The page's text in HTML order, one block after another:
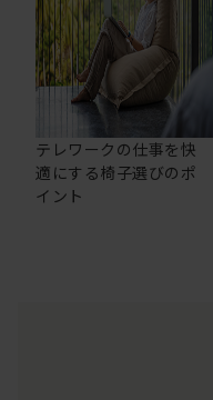
テレワークの仕事を快
適にする椅子選びのポ
イント